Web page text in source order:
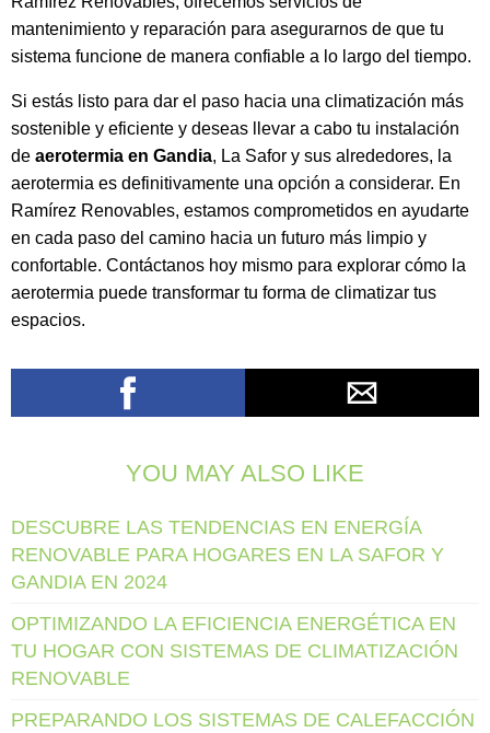
mantenimiento y reparación para asegurarnos de que tu
sistema funcione de manera confiable a lo largo del tiempo.
Si estás listo para dar el paso hacia una climatización más
sostenible y eficiente y deseas llevar a cabo tu instalación
de aerotermia en Gandia, La Safor y sus alrededores, la
aerotermia es definitivamente una opción a considerar. En
Ramírez Renovables, estamos comprometidos en ayudarte
en cada paso del camino hacia un futuro más limpio y
confortable. Contáctanos hoy mismo para explorar cómo la
aerotermia puede transformar tu forma de climatizar tus
espacios.
YOU MAY ALSO LIKE
DESCUBRE LAS TENDENCIAS EN ENERGÍA
RENOVABLE PARA HOGARES EN LA SAFOR Y
GANDIA EN 2024
OPTIMIZANDO LA EFICIENCIA ENERGÉTICA EN
TU HOGAR CON SISTEMAS DE CLIMATIZACIÓN
RENOVABLE
PREPARANDO LOS SISTEMAS DE CALEFACCIÓN